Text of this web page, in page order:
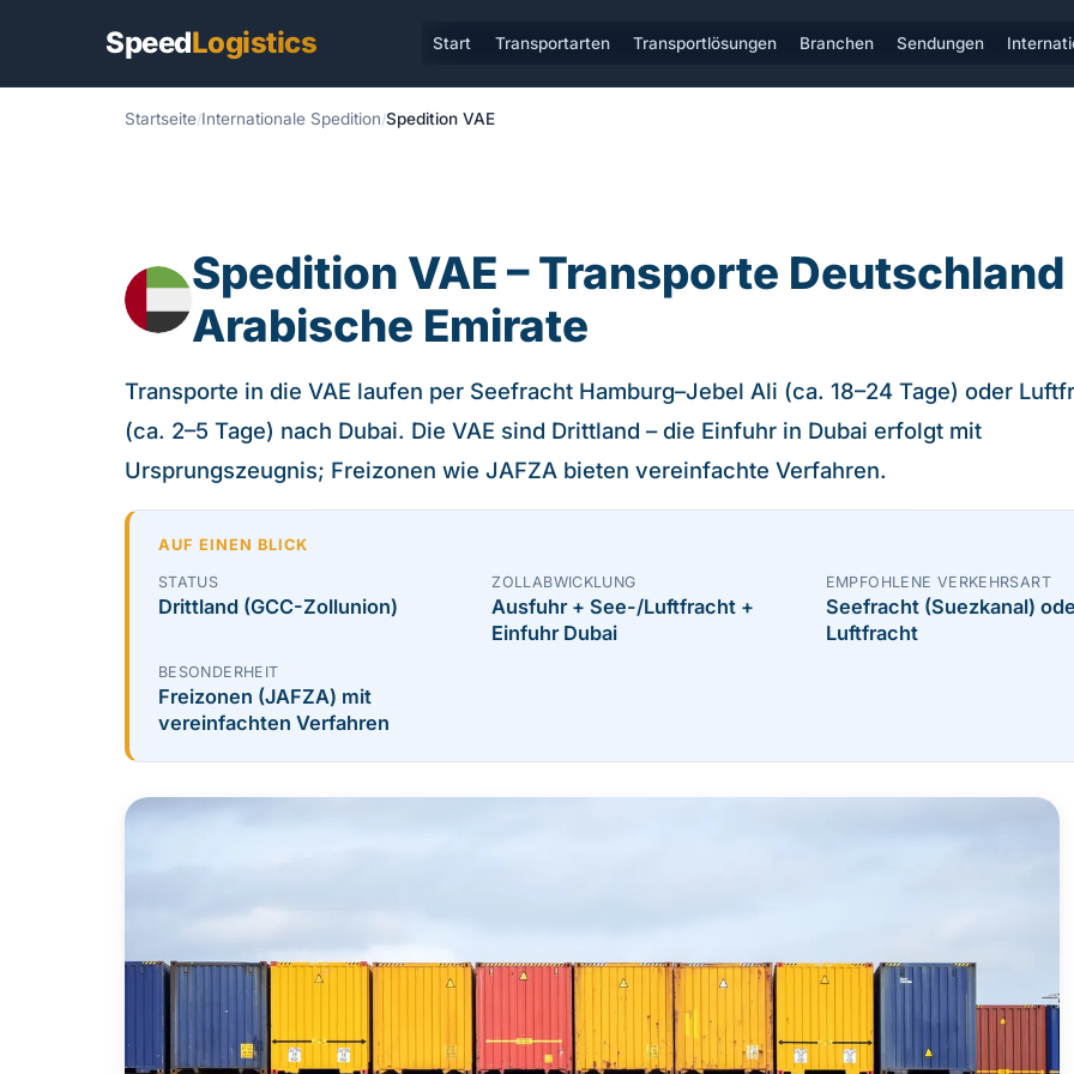
SpeedLogistics Start Transportarten Transportlösungen Branchen Sendungen
Startseite Internationale Spedition Spedition VAE
Spedition VAE – Transporte
Arabische Emirate
Transporte in die VAE laufen per Seefracht Hamburg–Jebel Ali (ca. 18–24 Tage) oder
(ca. 2–5 Tage) nach Dubai. Die VAE sind Drittland – die Einfuhr in Dubai erfolgt mit
Ursprungszeugnis; Freizonen wie JAFZA bieten vereinfachte Verfahren.
AUF EINEN BLICK
STATUS
Drittland (GCC-Zollunion)
ZOLLABWICKLUNG
Ausfuhr + See-/Luftfracht +
Einfuhr Dubai
EMPFOHLENE VERKEHRSART
Seefracht (Suezkanal)
Luftfracht
BESONDERHEIT
Freizonen (JAFZA) mit
vereinfachten Verfahren